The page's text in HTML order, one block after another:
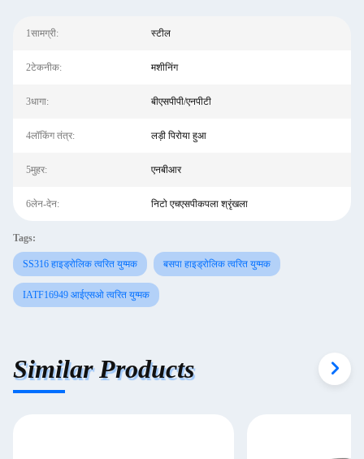
1सामग्री: स्टील
2टेकनीक: मशीनिंग
3धागा: बीएसपीपी/एनपीटी
4लॉकिंग तंत्र: लड़ी पिरोया हुआ
5मुहर: एनबीआर
6लेन-देन: निटो एचएसपीकपला श्रृंखला
Tags:
SS316 हाइड्रोलिक त्वरित युग्मक बसपा हाइड्रोलिक त्वरित युग्मक
IATF16949 आईएसओ त्वरित युग्मक
Similar Products